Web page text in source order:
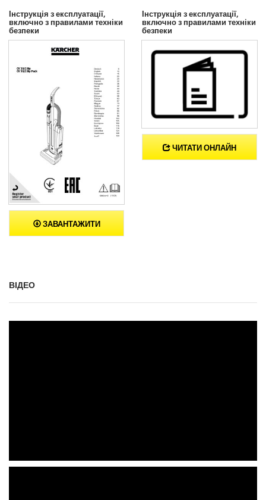
Інструкція з експлуатації,
включно з правилами техніки
безпеки
ЗАВАНТАЖИТИ
Інструкція з експлуатації,
включно з правилами техніки
безпеки
ЧИТАТИ ОНЛАЙН
ВІДЕО